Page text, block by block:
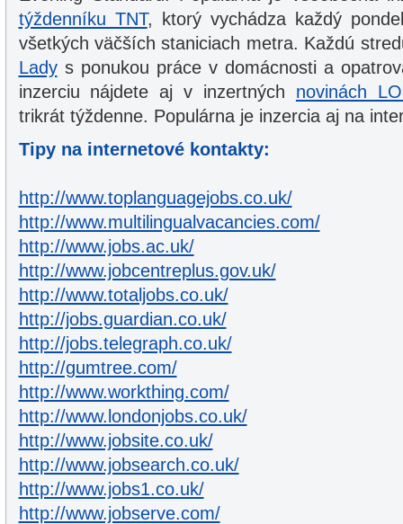
týždenníku TNT, ktorý vychádza každý
všetkých väčších staniciach metra. Každú
Ladys ponukou práce v domácnosti a
inzerciu nájdete aj v inzertných novinách
trikrát týždenne. Populárna je inzercia aj na
Tipy na internetové kontakty:
http://www.toplanguagejobs.co.uk/
http://www.multilingualvacancies.com/
http://www.jobs.ac.uk/
http://www.jobcentreplus.gov.uk/
http://www.totaljobs.co.uk/
http://jobs.guardian.co.uk/
http://jobs.telegraph.co.uk/
http://gumtree.com/
http://www.workthing.com/
http://www.londonjobs.co.uk/
http://www.jobsite.co.uk/
http://www.jobsearch.co.uk/
http://www.jobs1.co.uk/
http://www.jobserve.com/